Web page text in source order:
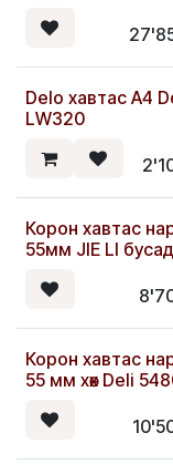
Delo хавтас А4
LW320
Корон хавтас
55мм JIE LI бусад
Корон хавтас
55 мм хөх Deli